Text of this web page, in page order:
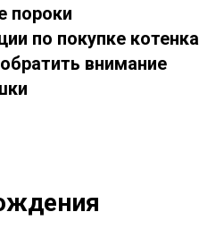
пороки
по покупке котенка
внимание